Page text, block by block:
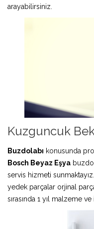
arayabilirsiniz.
Kuzguncuk
Buzdolabı konusunda
Bosch Beyaz Eşya
servis hizmeti
yedek parçalar orjinal
sırasında 1 yıl malzeme